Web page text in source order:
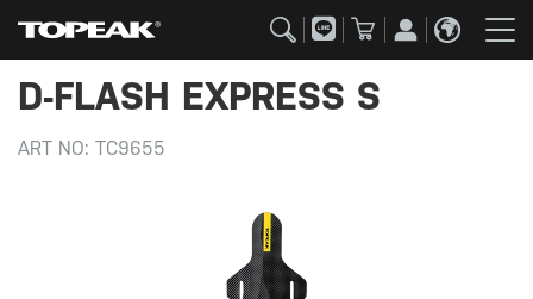
D-FLASH EXPRESS S
ART NO: TC9655